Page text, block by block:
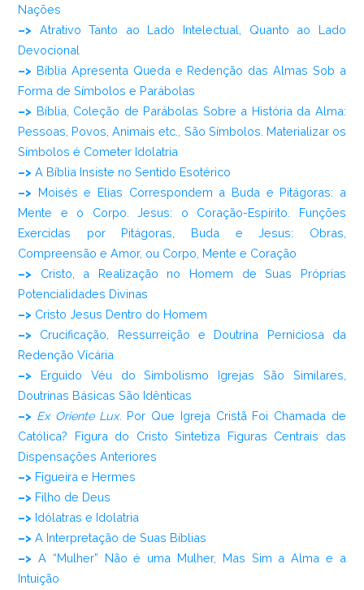
Nações
–> Atrativo Tanto ao Lado Intelectual, Quanto ao Lado
Devocional
–> Bíblia Apresenta Queda e Redenção das Almas Sob a
Forma de Símbolos e Parábolas
–> Bíblia, Coleção de Parábolas Sobre a História da Alma:
Pessoas, Povos, Animais etc., São Símbolos. Materializar os
Símbolos é Cometer Idolatria
–> A Bíblia Insiste no Sentido Esotérico
–> Moisés e Elias Correspondem a Buda e Pitágoras: a
Mente e o Corpo. Jesus: o Coração-Espírito. Funções
Exercidas por Pitágoras, Buda e Jesus: Obras,
Compreensão e Amor, ou Corpo, Mente e Coração
–> Cristo, a Realização no Homem de Suas Próprias
Potencialidades Divinas
–> Cristo Jesus Dentro do Homem
–> Crucificação, Ressurreição e Doutrina Perniciosa da
Redenção Vicária
–> Erguido Véu do Simbolismo Igrejas São Similares,
Doutrinas Básicas São Idênticas
–> Ex Oriente Lux. Por Que Igreja Cristã Foi Chamada de
Católica? Figura do Cristo Sintetiza Figuras Centrais das
Dispensações Anteriores
–> Figueira e Hermes
–> Filho de Deus
–> Idólatras e Idolatria
–> A Interpretação de Suas Bíblias
–> A “Mulher” Não é uma Mulher, Mas Sim a Alma e a
Intuição